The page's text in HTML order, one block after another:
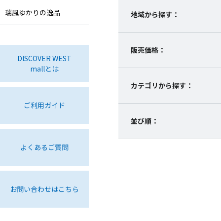
瑞風ゆかりの逸品
DISCOVER WEST
mallとは
ご利用ガイド
よくあるご質問
お問い合わせはこちら
地域から探す：
販売価格：
カテゴリから探す：
並び順：